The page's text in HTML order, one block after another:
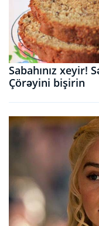
Sabahınız xeyir!
Çörəyini bişirin